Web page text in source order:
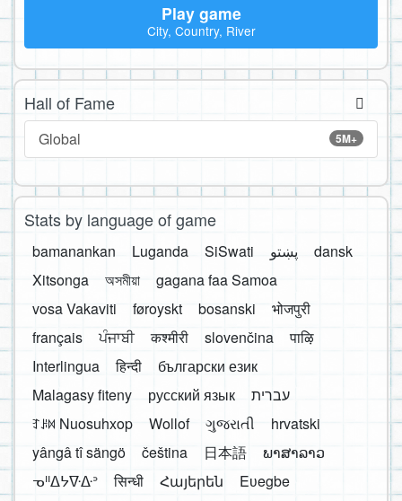
Play game
City, Country, River
Hall of Fame
5M+
Global
Stats by language of game
bamanankan Luganda SiSwati پښتو
dansk
Xitsonga
অসমীয়া
gagana faa Samoa
vosa Vakaviti
føroyskt bosanski
भोजपुरी
français
ਪੰਜਾਬੀ कश्मीरी slovenčina
पाऴि
Interlingua
हिन्दी
български език
Malagasy fiteny
русский язык
עברית
ꆈꌠ꒿ Nuosuhxop
Wollof ગુજરાતી
hrvatski
yângâ tî sängö
čeština 日本語
ພາສາລາວ
ᓀᐦᐃᔭᐍᐏᐣ
सिन्धी Հայերեն
Eʋegbe